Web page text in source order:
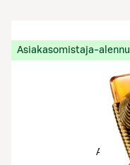
Avaa
Asiakasomistaja-